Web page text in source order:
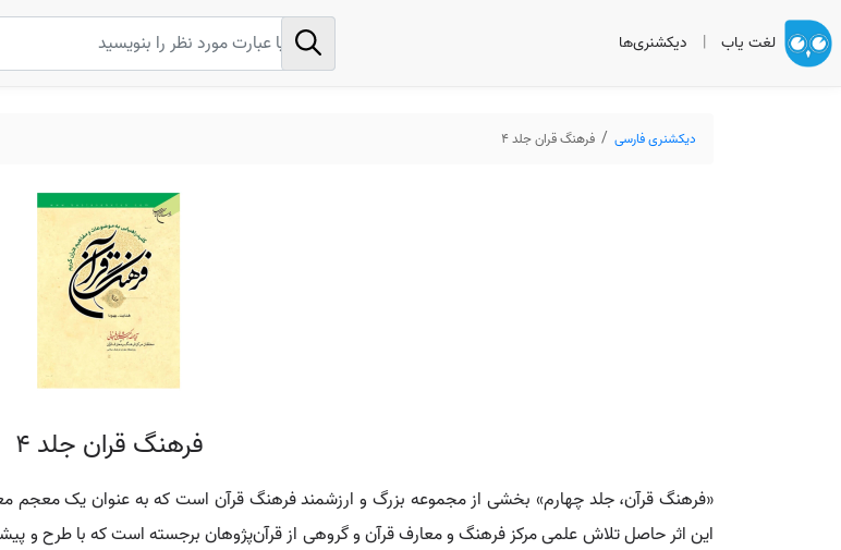
لغت یاب | دیکشنری‌ها
دیکشنری فارسی فرهنگ قران جلد 4
فرهنگ قران جلد 4
«فرهنگ قرآن، جلد چهارم» بخشی از مجموعه بزرگ و ارزشمند فرهنگ قرآن است که به عنوان یک معجم